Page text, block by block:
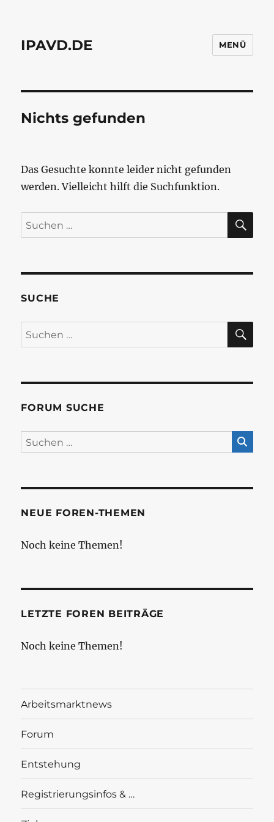
IPAVD.DE MENÜ
Nichts gefunden
Das Gesuchte konnte leider nicht gefunden
werden. Vielleicht hilft die Suchfunktion.
Suchen
nach:
SUCHE
Suchen
nach:
FORUM SUCHE
NEUE FOREN-THEMEN
Noch keine Themen!
LETZTE FOREN BEITRÄGE
Noch keine Themen!
Arbeitsmarktnews
Forum
Entstehung
Registrierungsinfos & …